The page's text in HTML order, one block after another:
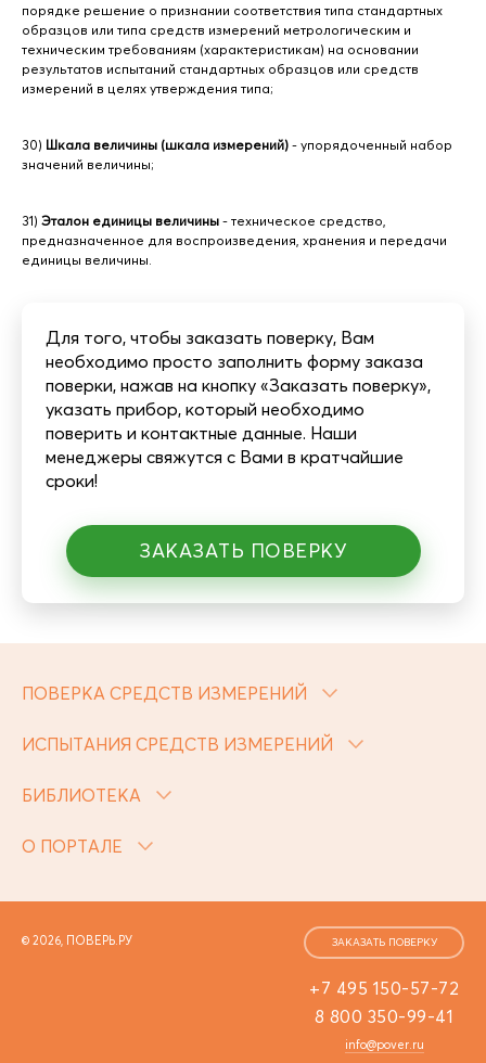
порядке решение о признании соответствия типа стандартных
образцов или типа средств измерений метрологическим и
техническим требованиям (характеристикам) на основании
результатов испытаний стандартных образцов или средств
измерений в целях утверждения типа;
30) Шкала величины (шкала измерений) - упорядоченный набор
значений величины;
31) Эталон единицы величины - техническое средство,
предназначенное для воспроизведения, хранения и передачи
единицы величины.
Для того, чтобы заказать поверку, Вам
необходимо просто заполнить форму заказа
поверки, нажав на кнопку «Заказать поверку»,
указать прибор, который необходимо
поверить и контактные данные. Наши
менеджеры свяжутся с Вами в кратчайшие
сроки!
ЗАКАЗАТЬ ПОВЕРКУ
ПОВЕРКА СРЕДСТВ ИЗМЕРЕНИЙ
ИСПЫТАНИЯ СРЕДСТВ ИЗМЕРЕНИЙ
БИБЛИОТЕКА
О ПОРТАЛЕ
© 2026, ПОВЕРЬ.РУ
+7 495 150-57-72
8 800 350-99-41
info@pover.ru
ЗАКАЗАТЬ ПОВЕРКУ